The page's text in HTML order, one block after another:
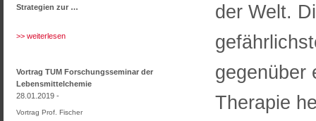
Strategien zur …
>> weiterlesen
Vortrag TUM Forschungsseminar der
Lebensmittelchemie
28.01.2019 -
Vortrag Prof. Fischer
der Welt.
gegenüber
Therapie